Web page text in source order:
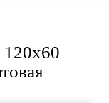
120x60